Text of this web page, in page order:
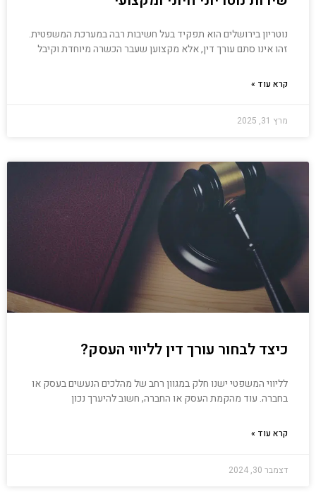
נוטריון בירושלים הוא תפקיד בעל חשיבות רבה במערכת המשפטית.
זהו אינו סתם עורך דין, אלא מקצוען שעבר הכשרה מיוחדת וקיבל
קרא עוד »
מרץ 31, 2025
כיצד לבחור עורך דין לליווי העסק?
לליווי המשפטי ישנו חלק במגוון רחב של מהלכים הנעשים בעסק או
בחברה. עוד מהקמת העסק או החברה, חשוב להיערך נכון
קרא עוד »
דצמבר 30, 2024